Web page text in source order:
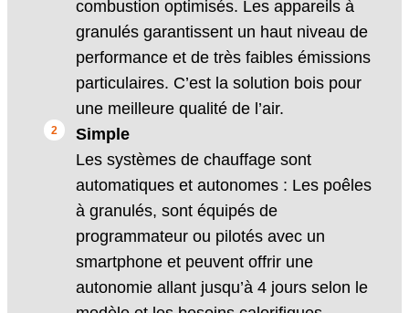
combustion optimisés. Les appareils à
granulés garantissent un haut niveau de
performance et de très faibles émissions
particulaires. C’est la solution bois pour
une meilleure qualité de l’air.
Simple
Les systèmes de chauffage sont
automatiques et autonomes : Les poêles
à granulés, sont équipés de
programmateur ou pilotés avec un
smartphone et peuvent offrir une
autonomie allant jusqu’à 4 jours selon le